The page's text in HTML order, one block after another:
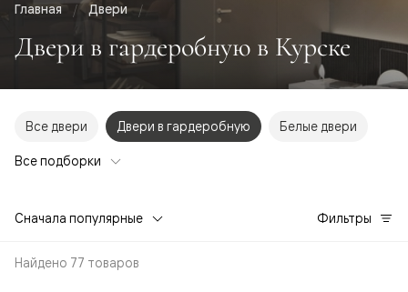
Главная Двери
Двери в гардеробную в Курске
Все двери Двери в гардеробную Белые двери
Все подборки
Сначала популярные Фильтры
Найдено 77 товаров